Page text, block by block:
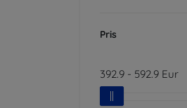
Pris
392.9 - 592.9 Eur